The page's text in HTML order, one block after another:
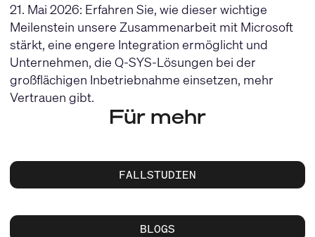
21. Mai 2026: Erfahren Sie, wie dieser wichtige
Meilenstein unsere Zusammenarbeit mit Microsoft
stärkt, eine engere Integration ermöglicht und
Unternehmen, die Q-SYS-Lösungen bei der
großflächigen Inbetriebnahme einsetzen, mehr
Vertrauen gibt.
Für mehr
FALLSTUDIEN
BLOGS